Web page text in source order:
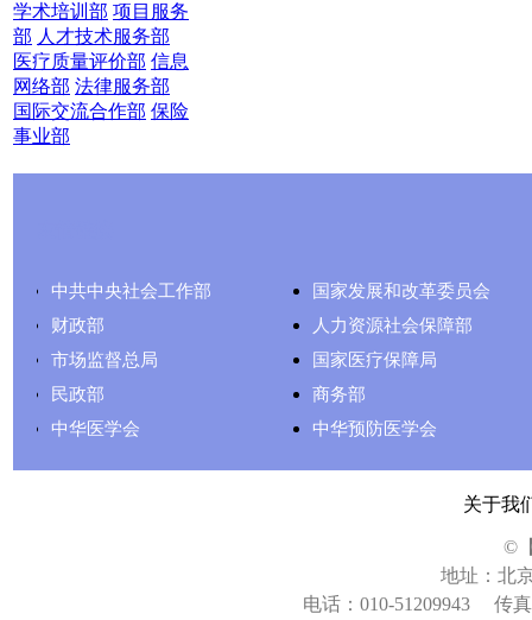
学术培训部 项目服务
部 人才技术服务部
医疗质量评价部 信息
网络部 法律服务部
国际交流合作部 保险
事业部
中共中央社会工作部
国家发展和改革委员会
财政部
人力资源社会保障部
市场监督总局
国家医疗保障局
民政部
商务部
中华医学会
中华预防医学会
关于我
©
地址：北
电话：010-51209943
传